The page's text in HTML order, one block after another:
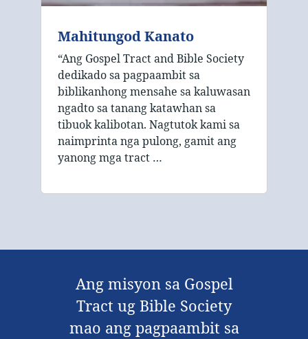
Mahitungod Kanato
“Ang Gospel Tract and Bible Society
dedikado sa pagpaambit sa
biblikanhong mensahe sa kaluwasan
ngadto sa tanang katawhan sa
tibuok kalibotan. Nagtutok kami sa
naimprinta nga pulong, gamit ang
yanong mga tract …
Ang misyon sa Gospel
Tract ug Bible Society
mao ang pagpaambit sa